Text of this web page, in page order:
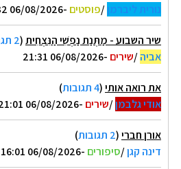
ליברמן/פוסטים-06/08/2026 21:32
השבוע - מַתְּנַת נַפְשִׁי הַנִּצְחִית(2 תגובות
)
/שירים-06/08/2026 21:31
רואה אותי(4 תגובות
)
גלבמן/שירים-06/08/2026 21:01
חברי(2 תגובות
)
קגן/סיפורים-06/08/2026 16:01